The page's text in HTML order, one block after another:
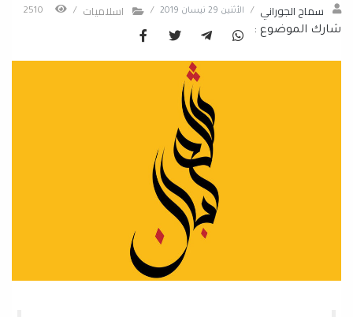
سماح الجوراني / الأثنين 29 نيسان 2019 / اسلاميات /
شارك الموضوع :